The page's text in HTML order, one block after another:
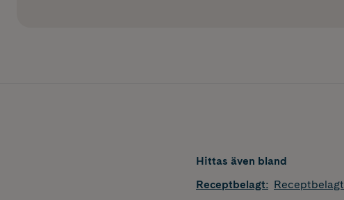
Hittas även bland
Receptbelagt: Receptbelagt